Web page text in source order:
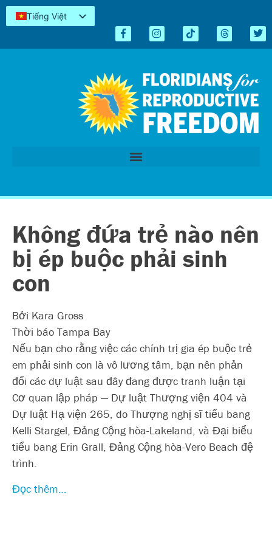
Tiếng Việt
Español
Không đứa trẻ nào nên
bị ép buộc phải sinh
con
Bởi Kara Gross
Thời báo Tampa Bay
Nếu bạn cho rằng việc các chính trị gia ép buộc trẻ
em phải sinh con là vô lương tâm, bạn nên phản
đối các dự luật sau đây đang được tranh luận tại
Cơ quan lập pháp — Dự luật Thượng viện 404 và
Dự luật Hạ viện 265, do Thượng nghị sĩ tiểu bang
Kelli Stargel, Đảng Cộng hòa-Lakeland, và Đại biểu
tiểu bang Erin Grall, Đảng Cộng hòa-Vero Beach đệ
trình.
Đọc thêm…